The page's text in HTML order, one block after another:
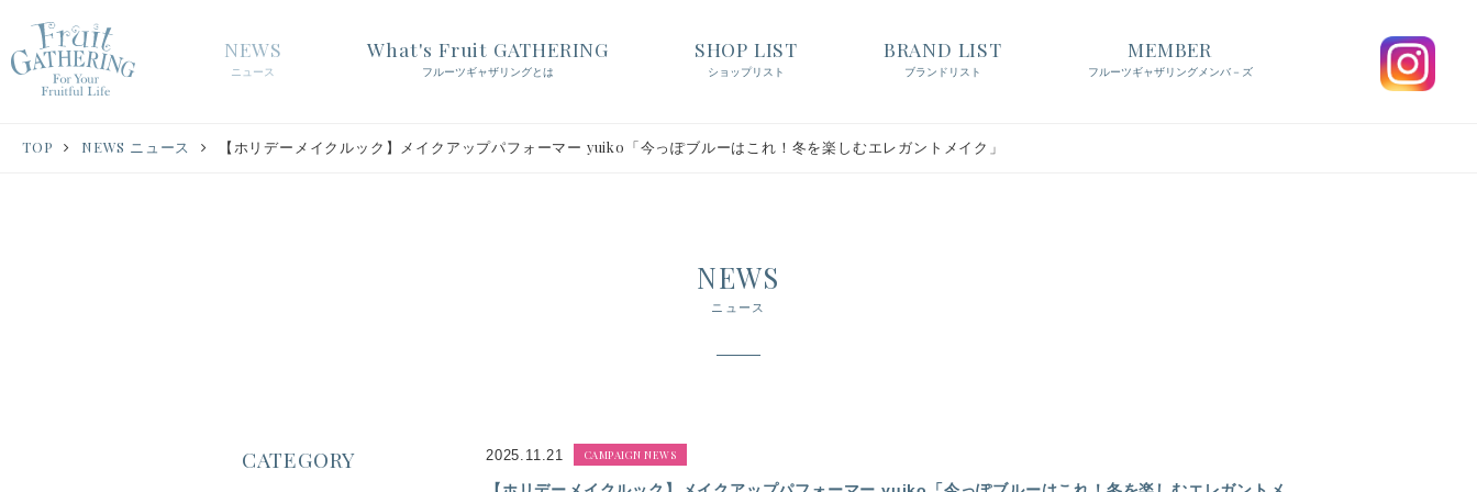
NEWS
ニュース
What's Fruit GATHERING
フルーツギャザリングとは
SHOP LIST
ショップリスト
BRAND LIST
ブランドリスト
MEMBER
フルーツギャザリングメンバ－ズ
TOP NEWS ニュース 【ホリデーメイクルック】メイクアップパフォーマー yuiko「今っぽブルーはこれ！冬を楽しむエレガントメイク」
NEWS
ニュース
2025.11.21 CAMPAIGN NEWS
CATEGORY